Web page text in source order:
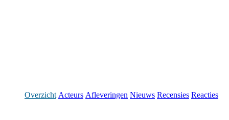
Overzicht Acteurs Afleveringen Nieuws Recensies Reacties